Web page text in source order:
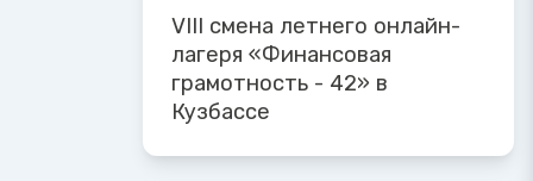
VIII смена летнего онлайн-
лагеря «Финансовая
грамотность - 42» в
Кузбассе